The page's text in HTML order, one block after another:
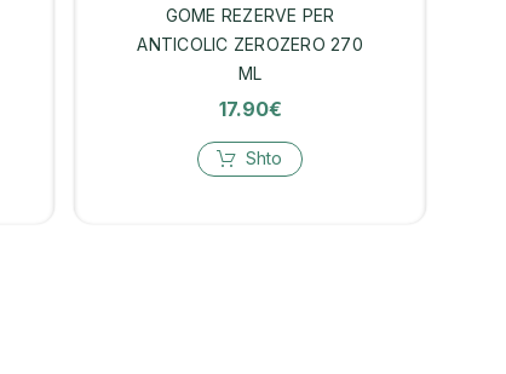
GOME REZERVE PER
ANTICOLIC ZEROZERO 270
ML
17.90€
Shto